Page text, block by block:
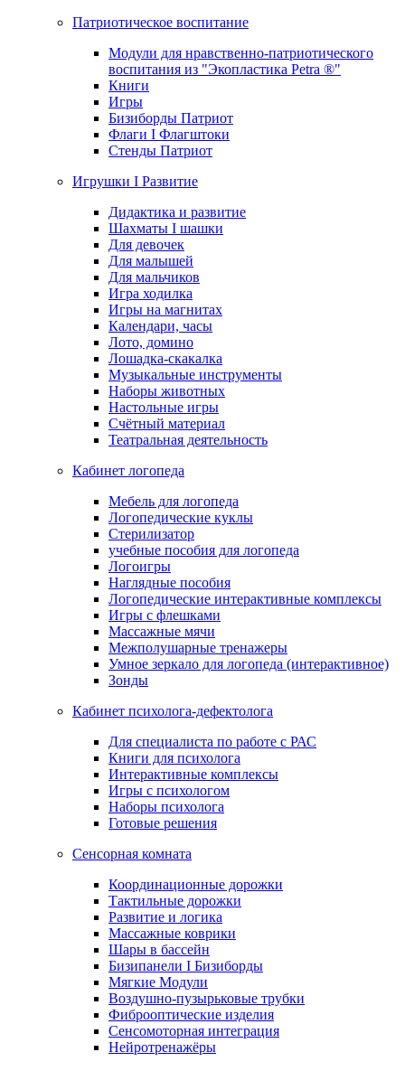
Патриотическое воспитание
Модули для нравственно-патриотического
воспитания из "Экопластика Petra ®"
Книги
Игры
Бизиборды Патриот
Флаги I Флагштоки
Стенды Патриот
Игрушки I Развитие
Дидактика и развитие
Шахматы I шашки
Для девочек
Для малышей
Для мальчиков
Игра ходилка
Игры на магнитах
Календари, часы
Лото, домино
Лошадка-скакалка
Музыкальные инструменты
Наборы животных
Настольные игры
Счётный материал
Театральная деятельность
Кабинет логопеда
Мебель для логопеда
Логопедические куклы
Стерилизатор
учебные пособия для логопеда
Логоигры
Наглядные пособия
Логопедические интерактивные комплексы
Игры с флешками
Массажные мячи
Межполушарные тренажеры
Умное зеркало для логопеда (интерактивное)
Зонды
Кабинет психолога-дефектолога
Для специалиста по работе с РАС
Книги для психолога
Интерактивные комплексы
Игры с психологом
Наборы психолога
Готовые решения
Сенсорная комната
Координационные дорожки
Тактильные дорожки
Развитие и логика
Массажные коврики
Шары в бассейн
Бизипанели I Бизиборды
Мягкие Модули
Воздушно-пузырьковые трубки
Фиброоптические изделия
Сенсомоторная интеграция
Нейротренажёры